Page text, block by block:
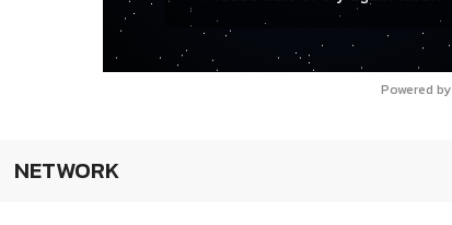
Powered by
NETWORK